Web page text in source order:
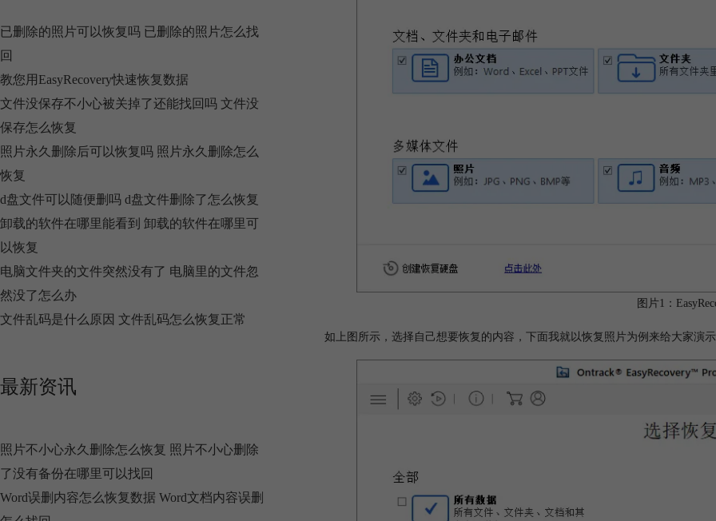
已删除的照片可以恢复吗 已删除的照片怎么找
回
教您用EasyRecovery快速恢复数据
文件没保存不小心被关掉了还能找回吗 文件没
保存怎么恢复
照片永久删除后可以恢复吗 照片永久删除怎么
恢复
d盘文件可以随便删吗 d盘文件删除了怎么恢复
卸载的软件在哪里能看到 卸载的软件在哪里可
以恢复
电脑文件夹的文件突然没有了 电脑里的文件忽
然没了怎么办
文件乱码是什么原因 文件乱码怎么恢复正常
最新资讯
照片不小心永久删除怎么恢复 照片不小心删除
了没有备份在哪里可以找回
Word误删内容怎么恢复数据 Word文档内容误删
图片1：
如上图所示，选择自己想要恢复的内容，下面我就以恢复照片为例来给大家演